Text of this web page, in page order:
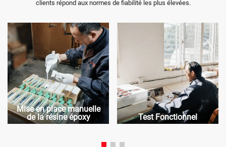
clients répond aux normes de fiabilité les plus élevées.
Mise en place manuelle
de la résine époxy
Test Fonctionnel